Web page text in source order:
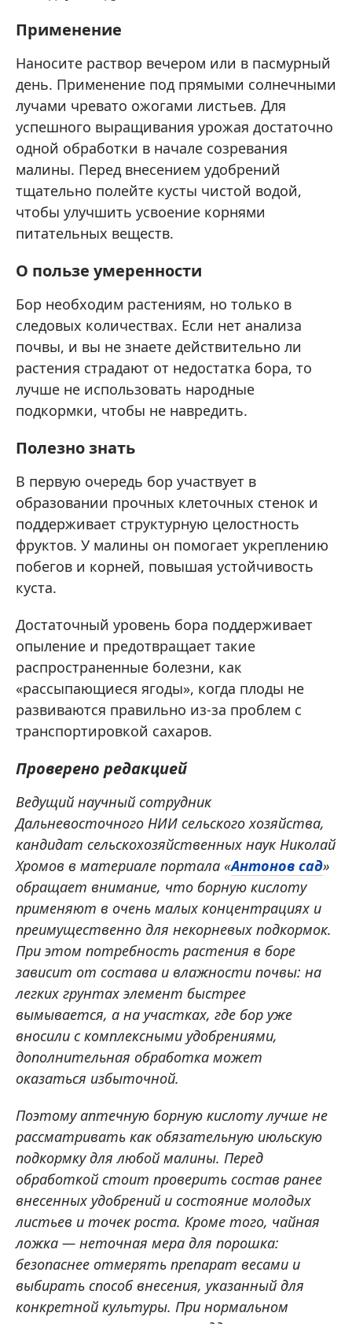
Применение
Наносите раствор вечером или в пасмурный
день. Применение под прямыми солнечными
лучами чревато ожогами листьев. Для
успешного выращивания урожая достаточно
одной обработки в начале созревания
малины. Перед внесением удобрений
тщательно полейте кусты чистой водой,
чтобы улучшить усвоение корнями
питательных веществ.
О пользе умеренности
Бор необходим растениям, но только в
следовых количествах. Если нет анализа
почвы, и вы не знаете действительно ли
растения страдают от недостатка бора, то
лучше не использовать народные
подкормки, чтобы не навредить.
Полезно знать
В первую очередь бор участвует в
образовании прочных клеточных стенок и
поддерживает структурную целостность
фруктов. У малины он помогает укреплению
побегов и корней, повышая устойчивость
куста.
Достаточный уровень бора поддерживает
опыление и предотвращает такие
распространенные болезни, как
«рассыпающиеся ягоды», когда плоды не
развиваются правильно из-за проблем с
транспортировкой сахаров.
Проверено редакцией
Ведущий научный сотрудник
Дальневосточного НИИ сельского хозяйства,
кандидат сельскохозяйственных наук Николай
Хромов в материале портала «Антонов сад»
обращает внимание, что борную кислоту
применяют в очень малых концентрациях и
преимущественно для некорневых подкормок.
При этом потребность растения в боре
зависит от состава и влажности почвы: на
легких грунтах элемент быстрее
вымывается, а на участках, где бор уже
вносили с комплексными удобрениями,
дополнительная обработка может
оказаться избыточной.
Поэтому аптечную борную кислоту лучше не
рассматривать как обязательную июльскую
подкормку для любой малины. Перед
обработкой стоит проверить состав ранее
внесенных удобрений и состояние молодых
листьев и точек роста. Кроме того, чайная
ложка — неточная мера для порошка:
безопаснее отмерять препарат весами и
выбирать способ внесения, указанный для
конкретной культуры. При нормальном